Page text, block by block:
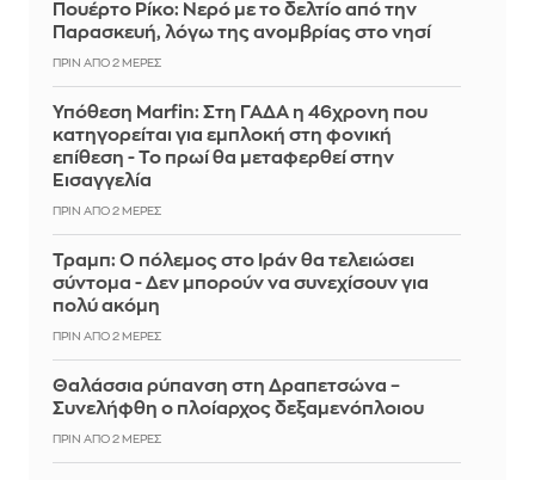
Πουέρτο Ρίκο: Νερό με το δελτίο από την
Παρασκευή, λόγω της ανομβρίας στο νησί
ΠΡΙΝ ΑΠΌ 2 ΜΈΡΕΣ
Υπόθεση Marfin: Στη ΓΑΔΑ η 46χρονη που
κατηγορείται για εμπλοκή στη φονική
επίθεση - Το πρωί θα μεταφερθεί στην
Εισαγγελία
ΠΡΙΝ ΑΠΌ 2 ΜΈΡΕΣ
Τραμπ: Ο πόλεμος στο Ιράν θα τελειώσει
σύντομα - Δεν μπορούν να συνεχίσουν για
πολύ ακόμη
ΠΡΙΝ ΑΠΌ 2 ΜΈΡΕΣ
Θαλάσσια ρύπανση στη Δραπετσώνα –
Συνελήφθη ο πλοίαρχος δεξαμενόπλοιου
ΠΡΙΝ ΑΠΌ 2 ΜΈΡΕΣ